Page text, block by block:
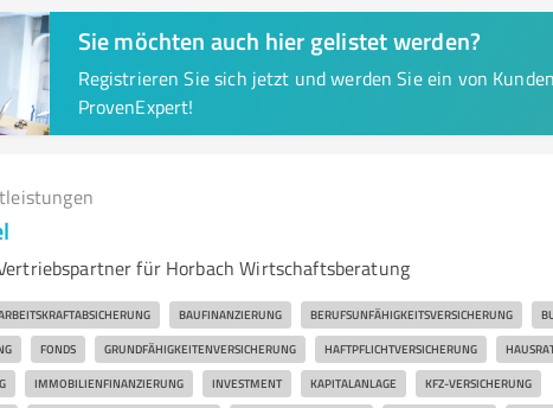
Sie möchten auch hier gelistet werden?
Registrieren Sie sich jetzt und werden Sie ein von
ProvenExpert!
für Horbach Wirtschaftsberatung
BAUFINANZIERUNG BERUFSUNFÄHIGKEITSVERSICHERUNG
FONDS GRUNDFÄHIGKEITENVERSICHERUNG HAFTPFLICHTVERSICHERUNG
IMMOBILIENFINANZIERUNG INVESTMENT KAPITALANLAGE KFZ-VERSICHERUNG